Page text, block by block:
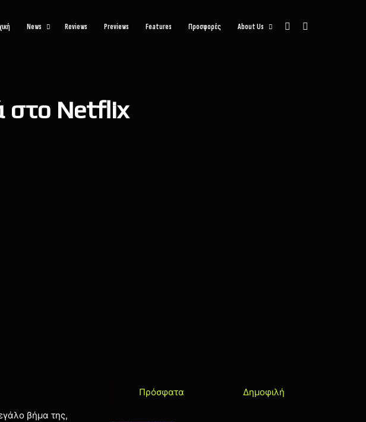
News Reviews Previews Features Προσφορές About Us Sidebar
στο Netflix
βήμα της,
Πρόσφατα Δημοφιλή